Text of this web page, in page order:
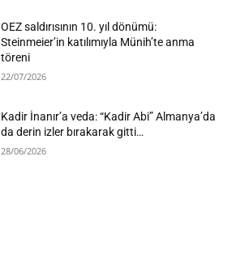
OEZ saldırısının 10. yıl dönümü:
Steinmeier’in katılımıyla Münih’te anma
töreni
22/07/2026
Kadir İnanır’a veda: “Kadir Abi” Almanya’da
da derin izler bırakarak gitti…
28/06/2026